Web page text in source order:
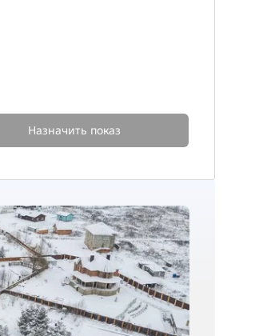
Назначить показ